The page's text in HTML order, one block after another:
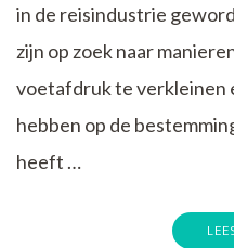
in de reisindustrie
zijn op zoek naar
voetafdruk te verkleinen
hebben op de
heeft …